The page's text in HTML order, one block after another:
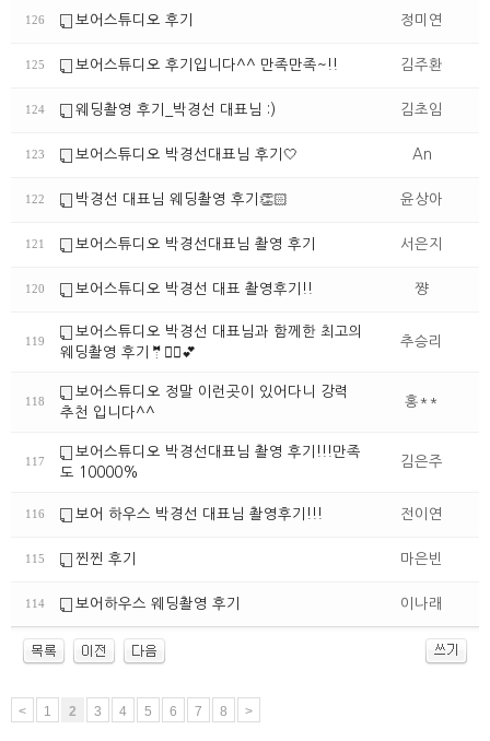
126 보어스튜디오 후기 정미연
125 보어스튜디오 후기입니다^^ 만족만족~!! 김주환
124 웨딩촬영 후기_박경선 대표님 :) 김초임
123 보어스튜디오 박경선대표님 후기🤍 An
122 박경선 대표님 웨딩촬영 후기👏🏻 윤상아
121 보어스튜디오 박경선대표님 촬영 후기 서은지
120 보어스튜디오 박경선 대표 촬영후기!! 쨩
119
보어스튜디오 박경선 대표님과 함께한 최고의
웨딩촬영 후기🤵👰‍♀️💕
추승리
118
보어스튜디오 정말 이런곳이 있어다니 강력
추천 입니다^^
홍**
117
보어스튜디오 박경선대표님 촬영 후기!!!만족
도 10000%
김은주
116 보어 하우스 박경선 대표님 촬영후기!!! 전이연
115 찐찐 후기 마은빈
114 보어하우스 웨딩촬영 후기 이나래
< 1 2 3 4 5 6 7 8 >